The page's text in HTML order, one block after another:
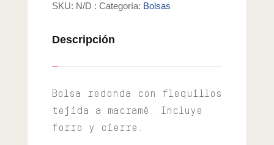
SKU: N/D Categoría: Bolsas
Descripción
Bolsa redonda con flequillos
tejida a macramé. Incluye
forro y cierre.